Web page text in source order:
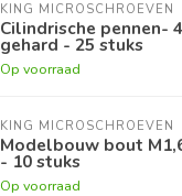
KING MICROSCHROEVEN
Cilindrische pennen-
gehard - 25 stuks
Op voorraad
KING MICROSCHROEVEN
Modelbouw bout
- 10 stuks
Op voorraad